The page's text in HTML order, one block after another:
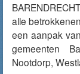
alle
een aanpak
gemeenten
Nootdorp,